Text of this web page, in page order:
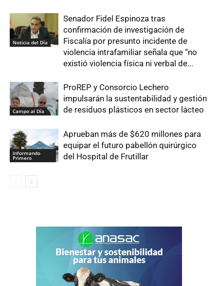
Noticia del Día
Senador Fidel Espinoza tras
confirmación de investigación de
Fiscalía por presunto incidente de
violencia intrafamiliar señala que “no
existió violencia física ni verbal de...
Campo al Día
ProREP y Consorcio Lechero
impulsarán la sustentabilidad y gestión
de residuos plásticos en sector lácteo
Informando
Primero
Aprueban más de $620 millones para
equipar el futuro pabellón quirúrgico
del Hospital de Frutillar